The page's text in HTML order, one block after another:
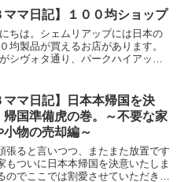
ママ日記】１００均ショップ
ちは。シェムリアップには日本の
均製品が買えるお店があります。
シヴォタ通り、パークハイアット
なじみの「セリア」の商品が売られ
、値段は日本よりお高...
ママ日記】日本本帰国を決
帰国準備虎の巻。～不要な家
小物の売却編～
張ると言いつつ、またまた放置です
ついに日本本帰国を決意いたしま
のでここでは割愛させていただきま